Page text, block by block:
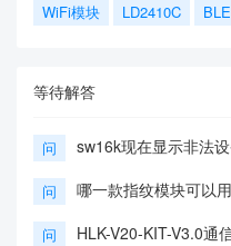
WiFi模块
LD2410C BLE
等待解答
问 sw16k现在显示非法
问 哪一款指纹模块可以
问 HLK-V20-KIT-V3.0通